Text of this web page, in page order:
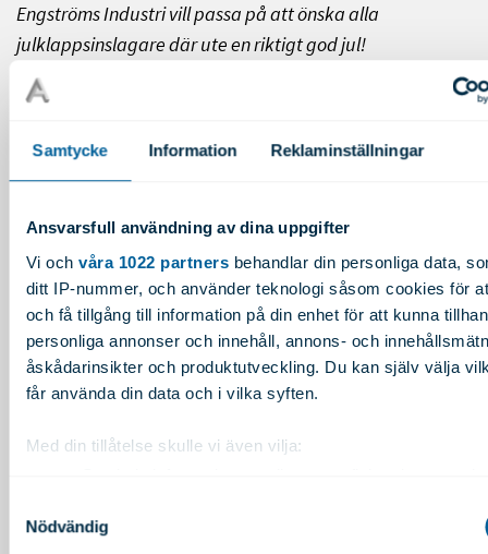
Samtycke Information Reklaminställningar
Ansvarsfull användning av dina uppgifter
Vi och våra 1022 partnersbehandlar din personliga data,
ditt IP-nummer, och använder teknologi såsom cookies för
och få tillgång till information på din enhet för att kunna
personliga annonser och innehåll, annons- och
åskådarinsikter och produktutveckling. Du kan själv välja
får använda din data och i vilka syften.
Med din tillåtelse skulle vi även vilja:
Identifiera din enhet genom att aktivt skanna den för
Nödvändig
Engströms Industri vill passa på att önska alla
julklappsinslagare där ute en riktigt god jul!
- Bilden på det inslagna loket är en klassiker. Den var
timmar att slå in!Berättar Lars-Erik.Vi har flera
jultraditioner på företaget också - bland annat så
till i produktionen till att servera glögg!
Vi på Alutrade är både stolta och tacksamma över att få
vara en del av Engströms resa – där omtanke,
innovation och långsiktiga relationer står i centrum.